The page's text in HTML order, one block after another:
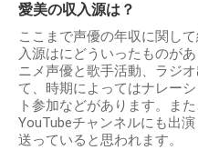
愛美の収入源は？
ここまで声優の年収に関し
入源はにどういったものが
ニメ声優と歌手活動、ラジ
て、時期によってはナレー
ト参加などがあります。ま
YouTubeチャンネルにも出
送っていると思われます。